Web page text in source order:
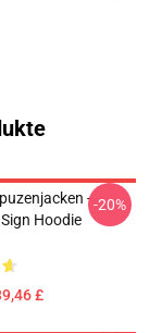
-
Hoodie
£
-20%